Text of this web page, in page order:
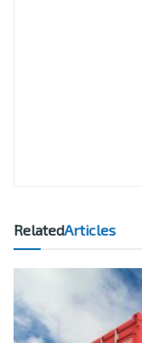
RelatedArticles